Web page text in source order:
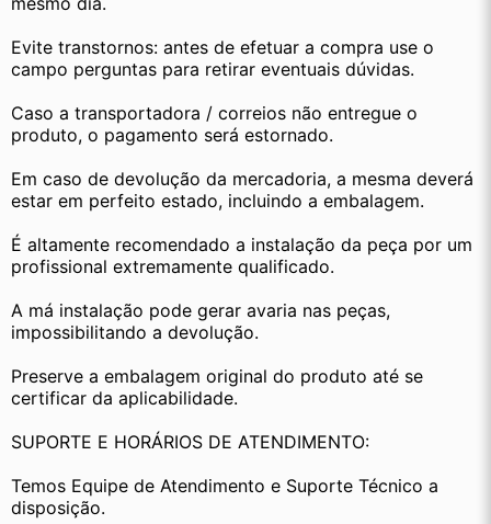
Evite transtornos: antes de efetuar a compra use o
campo perguntas para retirar eventuais dúvidas.
Caso a transportadora / correios não entregue o
produto, o pagamento será estornado.
Em caso de devolução da mercadoria, a mesma deverá
estar em perfeito estado, incluindo a embalagem.
É altamente recomendado a instalação da peça por um
profissional extremamente qualificado.
A má instalação pode gerar avaria nas peças,
impossibilitando a devolução.
Preserve a embalagem original do produto até se
certificar da aplicabilidade.
SUPORTE E HORÁRIOS DE ATENDIMENTO:
Temos Equipe de Atendimento e Suporte Técnico a
disposição.